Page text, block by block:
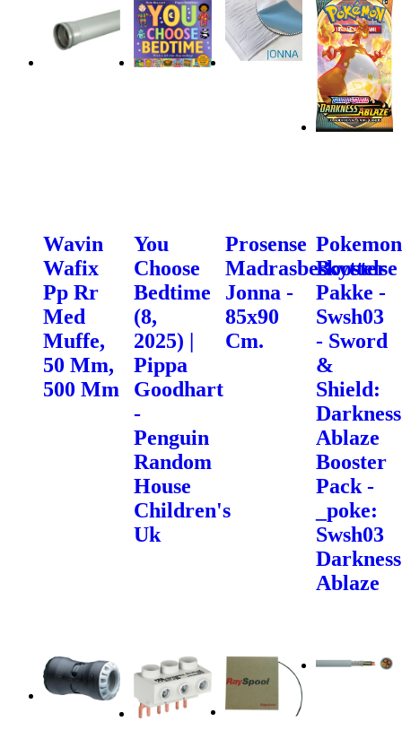
Wavin
Wafix
Pp Rr
Med
Muffe,
50 Mm,
500 Mm
You
Choose
Bedtime
(8,
2025) |
Pippa
Goodhart
-
Penguin
Random
House
Children's
Uk
Prosense
Madrasbeskyttelse
Jonna -
85x90
Cm.
Pokemon
Booster
Pakke -
Swsh03
- Sword
&
Shield:
Darkness
Ablaze
Booster
Pack -
_poke:
Swsh03
Darkness
Ablaze